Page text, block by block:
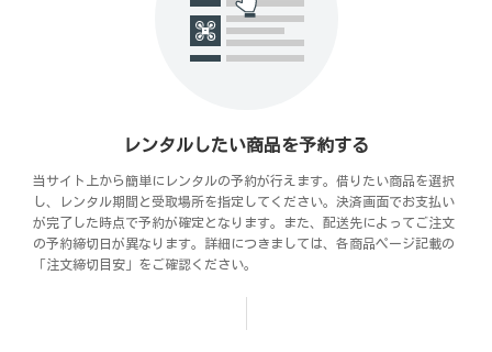
レンタルしたい商品を予約する
当サイト上から簡単にレンタルの予約が行えます。借りたい商品を選択
し、レンタル期間と受取場所を指定してください。決済画面でお支払い
が完了した時点で予約が確定となります。また、配送先によってご注文
の予約締切日が異なります。詳細につきましては、各商品ページ記載の
「注文締切目安」をご確認ください。